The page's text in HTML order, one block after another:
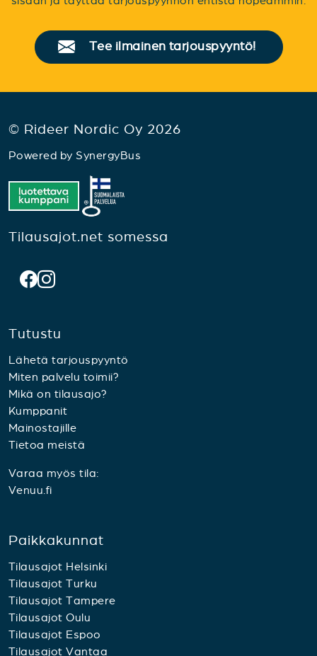
Tee ilmainen tarjouspyyntö!
© Rideer Nordic Oy 2026
Powered by SynergyBus
Tilausajot.net somessa
Tutustu
Lähetä tarjouspyyntö
Miten palvelu toimii?
Mikä on tilausajo?
Kumppanit
Mainostajille
Tietoa meistä
Varaa myös tila:
Venuu.fi
Paikkakunnat
Tilausajot Helsinki
Tilausajot Turku
Tilausajot Tampere
Tilausajot Oulu
Tilausajot Espoo
Tilausajot Vantaa